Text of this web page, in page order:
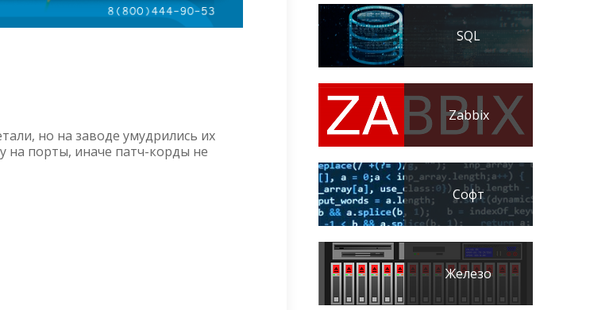
но на заводе умудрились их
на порты, иначе патч-корды не
SQL
Zabbix
Софт
Железо